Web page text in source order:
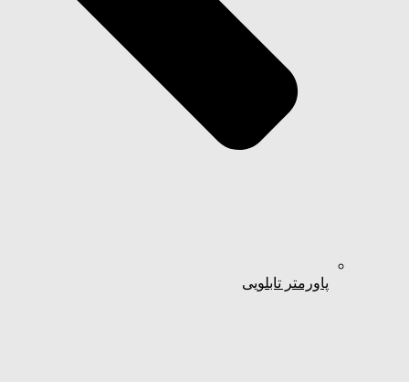
پاورمتر تابلویی